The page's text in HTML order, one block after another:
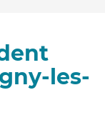
les-